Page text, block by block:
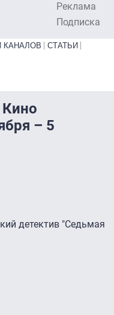
Реклама
Подписка
КАНАЛОВ
СТАТЬИ
– 5
детектив "Седьмая